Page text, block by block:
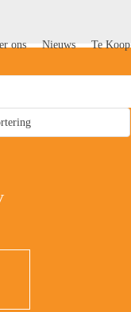
ons Nieuws Te Koop